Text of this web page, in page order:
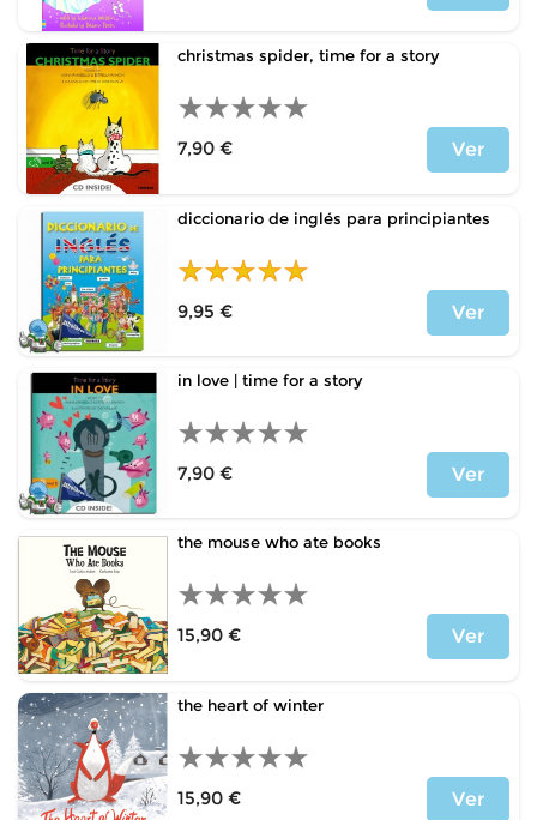
christmas spider, time for a story
7,90 €
Ver
diccionario de inglés para principiantes
9,95 €
Ver
in love | time for a story
7,90 €
Ver
the mouse who ate books
15,90 €
Ver
the heart of winter
15,90 €
Ver